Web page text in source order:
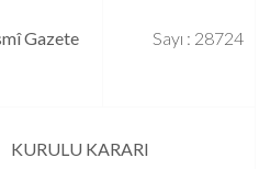
Gazete Sayı : 28724
KARARI